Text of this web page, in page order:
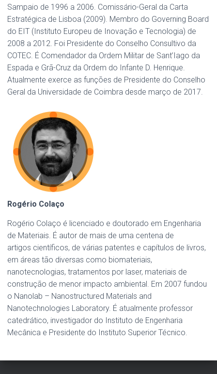
Sampaio de 1996 a 2006. Comissário-Geral da Carta
Estratégica de Lisboa (2009). Membro do Governing Board
do EIT (Instituto Europeu de Inovação e Tecnologia) de
2008 a 2012. Foi Presidente do Conselho Consultivo da
COTEC. É Comendador da Ordem Militar de Sant’Iago da
Espada e Grã-Cruz da Ordem do Infante D. Henrique.
Atualmente exerce as funções de Presidente do Conselho
Geral da Universidade de Coimbra desde março de 2017.
Rogério Colaço
Rogério Colaço é licenciado e doutorado em Engenharia
de Materiais. É autor de mais de uma centena de
artigos científicos, de várias patentes e capítulos de livros,
em áreas tão diversas como biomateriais,
nanotecnologias, tratamentos por laser, materiais de
construção de menor impacto ambiental. Em 2007 fundou
o Nanolab – Nanostructured Materials and
Nanotechnologies Laboratory. É atualmente professor
catedrático, investigador do Instituto de Engenharia
Mecânica e Presidente do Instituto Superior Técnico.